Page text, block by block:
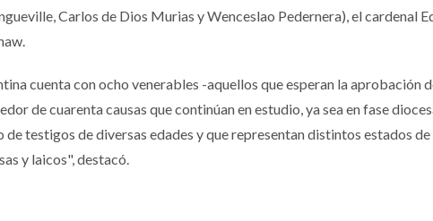
Carlos de Dios Murias y Wenceslao Pedernera), el cardenal
cuenta con ocho venerables -aquellos que esperan la aprobación
de cuarenta causas que continúan en estudio, ya sea en fase
de testigos de diversas edades y que representan distintos estados de
y laicos", destacó.